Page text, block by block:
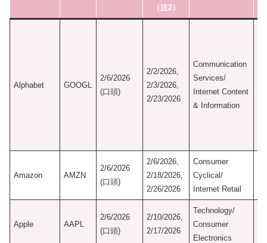
（注2）
Alphabet GOOGL
2/6/2026
(口頭)
2/2/2026,
2/3/2026,
2/23/2026
Communication
Services/
Internet Content
& Information
Amazon AMZN
2/6/2026
(口頭)
2/6/2026,
2/18/2026,
2/26/2026
Consumer
Cyclical/
Internet Retail
Apple AAPL
2/6/2026
(口頭)
2/10/2026,
2/17/2026
Technology/
Consumer
Electronics